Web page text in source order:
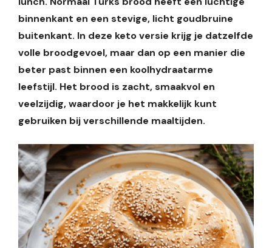
binnenkant en een stevige, licht goudbruine
buitenkant. In deze keto versie krijg je datzelfde
volle broodgevoel, maar dan op een manier die
beter past binnen een koolhydraatarme
leefstijl. Het brood is zacht, smaakvol en
veelzijdig, waardoor je het makkelijk kunt
gebruiken bij verschillende maaltijden.